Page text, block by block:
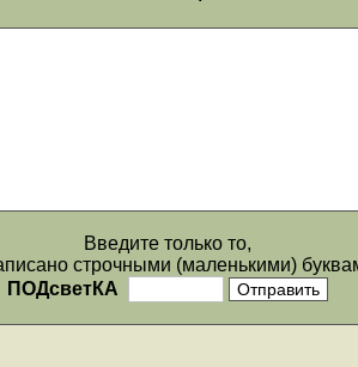
Введите только то,
строчными (маленькими)
ПОДсветКА